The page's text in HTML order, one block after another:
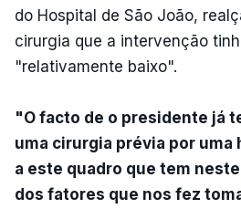
do Hospital de São João,
cirurgia que a intervenção
"relativamente baixo".
"O facto de o presidente já
uma cirurgia prévia por uma
a este quadro que tem
dos fatores que nos fez